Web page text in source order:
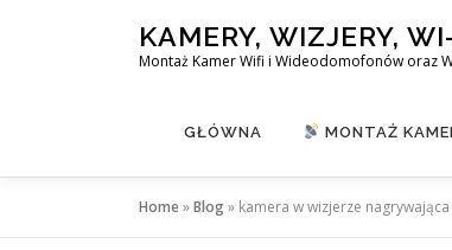
KAMERY, WIZJERY,
Montaż Kamer Wifi i Wideodomofonów oraz
GŁÓWNA MONTAŻ
Home»Blog» kamera w wizjerze nagrywająca